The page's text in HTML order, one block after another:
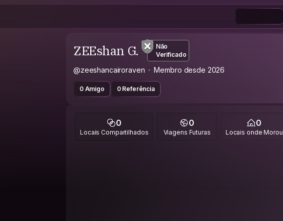
ZEEshan G.
Não
Verificado
@zeeshancairoraven Membro desde 2026
0 Amigo 0 Referência
0
Locais Compartilhados
0
Viagens Futuras
0
Locais onde Morou